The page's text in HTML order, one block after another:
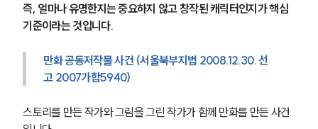
즉, 얼마나 유명한지는 중요하지 않고 창작된 캐릭터인지가 핵심
기준이라는 것입니다.
만화 공동저작물 사건 (서울북부지법 2008.12.30. 선
고 2007가합5940)
스토리를 만든 작가와 그림을 그린 작가가 함께 만화를 만든 사건